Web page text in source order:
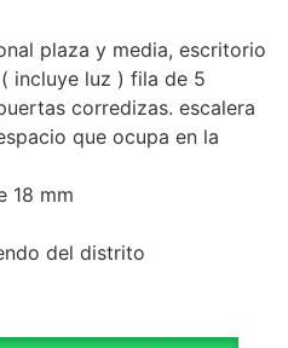
plaza y media, escritorio
incluye luz ) fila de 5
corredizas. escalera
que ocupa en la
18 mm
del distrito